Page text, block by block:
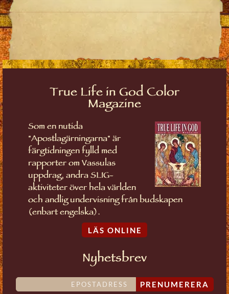
True Life in God Color
Magazine
Som en nutida
"Apostlagärningarna" är
färgtidningen fylld med
rapporter om Vassulas
uppdrag, andra SLIG-
aktiviteter över hela världen
och andlig undervisning från budskapen
(enbart engelska).
LÄS ONLINE
Nyhetsbrev
PRENUMERERA